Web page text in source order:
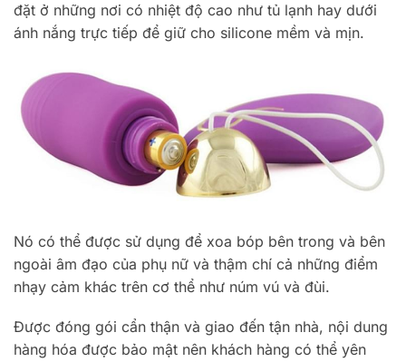
đặt ở những nơi có nhiệt độ cao như tủ lạnh hay dưới
ánh nắng trực tiếp để giữ cho silicone mềm và mịn.
Nó có thể được sử dụng để xoa bóp bên trong và bên
ngoài âm đạo của phụ nữ và thậm chí cả những điểm
nhạy cảm khác trên cơ thể như núm vú và đùi.
Được đóng gói cẩn thận và giao đến tận nhà, nội dung
hàng hóa được bảo mật nên khách hàng có thể yên